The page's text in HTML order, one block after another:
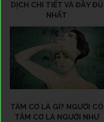
DỊCH CHI TIẾT VÀ ĐẦY ĐỦ
NHẤT
TÂM CƠ LÀ GÌ? NGƯỜI CÓ
TÂM CƠ LÀ NGƯỜI NHƯ